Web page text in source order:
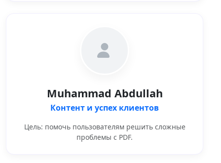
Muhammad Abdullah
Контент и успех клиентов
Цель: помочь пользователям решить сложные
проблемы с PDF.